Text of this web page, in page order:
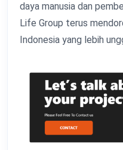
daya manusia dan
Life Group terus
Indonesia yang lebih